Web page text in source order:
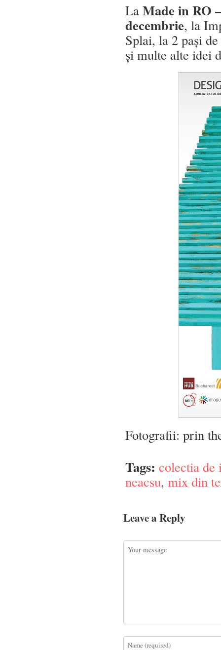
La Made in RO
decembrie, la
Splai, la 2 pași
și multe alte idei
Fotografii: prin
Tags: colectia de
neacsu, mix din
Leave a Reply